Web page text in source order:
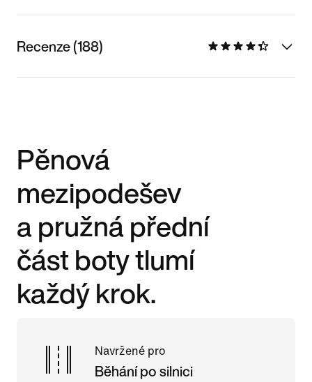
Recenze (188)
Pěnová
mezipodešev
a pružná přední
část boty tlumí
každý krok.
Navržené pro
Běhání po silnici